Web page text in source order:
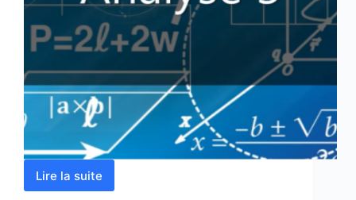
Lire la suite
Analyse